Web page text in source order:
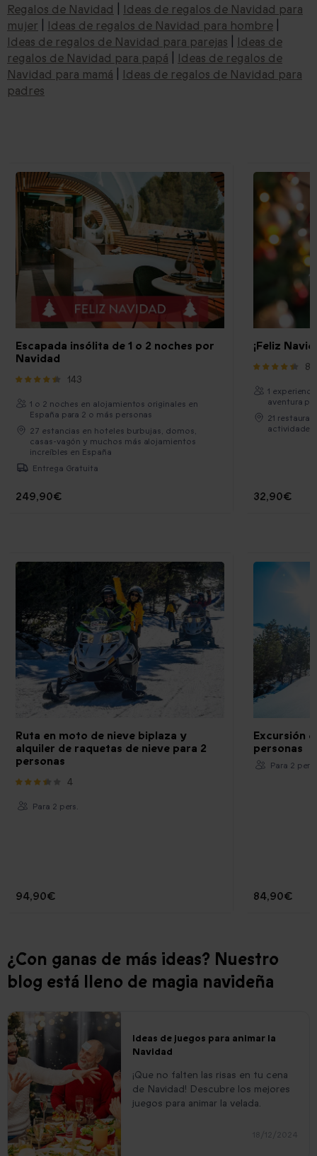
Regalos de Navidad
Ideas de regalos de Navidad para
mujer
Ideas de regalos de Navidad para hombre
Ideas de regalos de Navidad para parejas
Ideas de
regalos de Navidad para papá
Ideas de regalos de
Navidad para mamá
Ideas de regalos de Navidad para
padres
Escapada insólita de 1 o 2 noches por
Navidad
143
1 o 2 noches en alojamientos originales en
España para 2 o más personas
27 estancias en hoteles burbujas, domos,
casas-vagón y muchos más alojamientos
increíbles en España
Entrega Gratuita
249,90€
¡Feliz
1
aventura
21
actividades
32,90€
Ruta en moto de nieve biplaza y
alquiler de raquetas de nieve para 2
personas
4
Para 2 pers.
94,90€
Excursión
personas
Para 2 pers.
84,90€
¿Con ganas de más ideas? Nuestro
blog está lleno de magia navideña
Ideas de juegos para animar la
Navidad
¡Que no falten las risas en tu cena
de Navidad! Descubre los mejores
juegos para animar la velada.
18/12/2024